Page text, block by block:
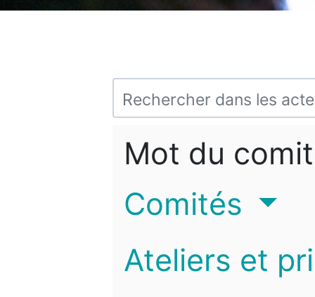
Mot du
Comités
Ateliers et